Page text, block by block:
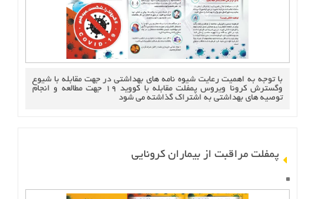
با توجه به اهمیت رعایت شیوه نامه های بهداشتی در جهت مقابله با شیوع
وگسترش کرونا ویروس پمفلت مقابله با کووید 19 جهت مطالعه و انجام
توصیه های بهداشتی به اشتراک گذاشته می شود
پمفلت مراقبت از بیماران کرونایی